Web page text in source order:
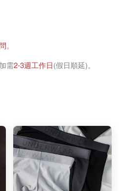
。
需2-3週工作日(假日順延)。